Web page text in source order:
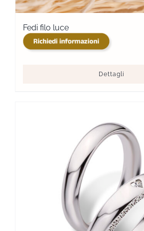
Fedi filo luce
Dettagli